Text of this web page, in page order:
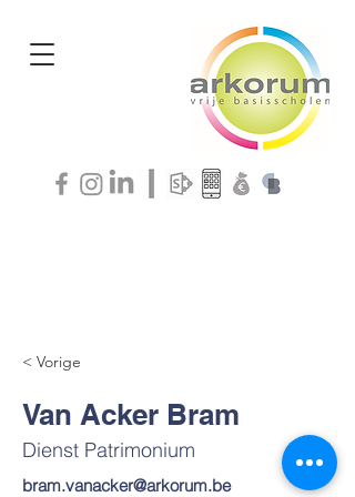
< Vorige
Van Acker Bram
Dienst Patrimonium
bram.vanacker@arkorum.be